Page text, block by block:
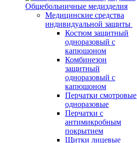
Общебольничные медизделия
Медицинские средства
индивидуальной защиты
Костюм защитный
одноразовый с
капюшоном
Комбинезон
защитный
одноразовый с
капюшоном
Перчатки смотровые
одноразовые
Перчатки с
антимикробным
покрытием
Щитки лицевые